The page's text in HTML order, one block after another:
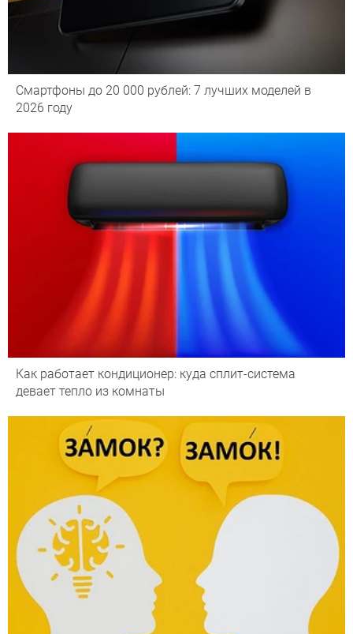
Смартфоны до 20 000 рублей: 7 лучших моделей в
2026 году
Как работает кондиционер: куда сплит-система
девает тепло из комнаты